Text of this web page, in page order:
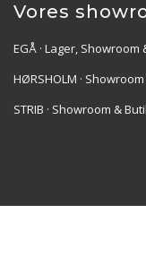
Vores
EGÅ · Lager, Showroom
HØRSHOLM ·
STRIB · Showroom &